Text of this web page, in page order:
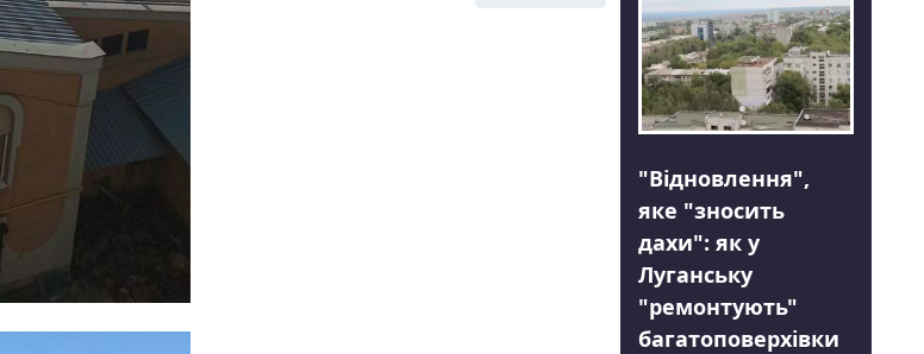
"Відновлення",
яке "зносить
дахи": як у
Луганську
"ремонтують"
багатоповерхівки